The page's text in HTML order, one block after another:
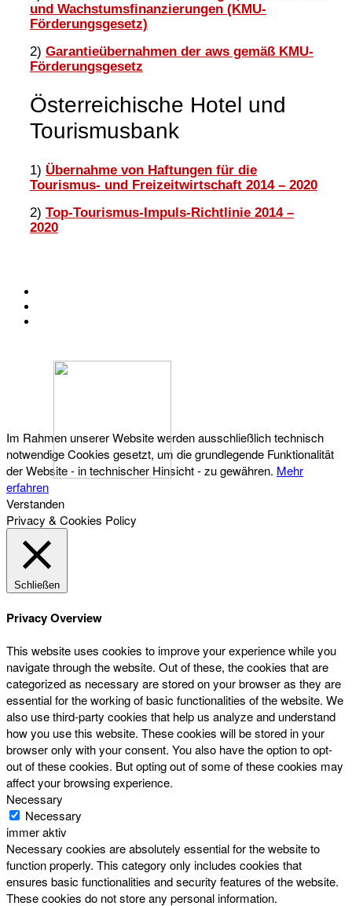
und Wachstumsfinanzierungen (KMU-
Förderungsgesetz)
2) Garantieübernahmen der aws gemäß KMU-
Förderungsgesetz
Österreichische Hotel und
Tourismusbank
1) Übernahme von Haftungen für die
Tourismus- und Freizeitwirtschaft 2014 – 2020
2) Top-Tourismus-Impuls-Richtlinie 2014 –
2020
Im Rahmen unserer Website werden ausschließlich technisch
notwendige Cookies gesetzt, um die grundlegende Funktionalität
der Website - in technischer Hinsicht - zu gewähren. Mehr
erfahren
Verstanden
Privacy & Cookies Policy
Schließen
Privacy Overview
This website uses cookies to improve your experience while you
navigate through the website. Out of these, the cookies that are
categorized as necessary are stored on your browser as they are
essential for the working of basic functionalities of the website. We
also use third-party cookies that help us analyze and understand
how you use this website. These cookies will be stored in your
browser only with your consent. You also have the option to opt-
out of these cookies. But opting out of some of these cookies may
affect your browsing experience.
Necessary
Necessary
immer aktiv
Necessary cookies are absolutely essential for the website to
function properly. This category only includes cookies that
ensures basic functionalities and security features of the website.
These cookies do not store any personal information.